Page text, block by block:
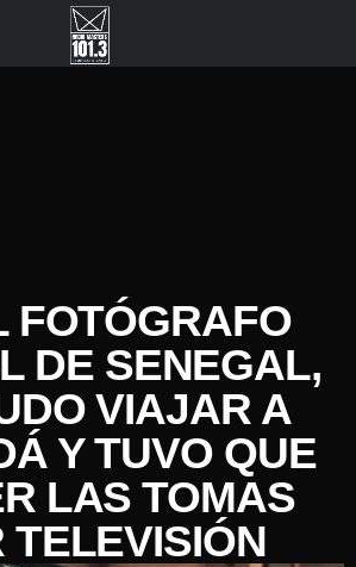
FOTÓGRAFO
DE SENEGAL,
VIAJAR A
Y TUVO QUE
LAS TOMAS
TELEVISIÓN